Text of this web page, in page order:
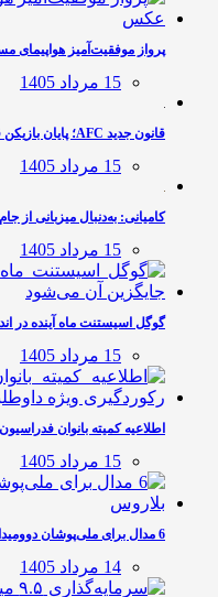
پرواز موفقیت‌آمیز هواپیمای
15 مرداد 1405
قانون جدید AFC؛ پایان بازیکن قرضی در…
15 مرداد 1405
کامیانی: به‌دنبال میزبانی از
15 مرداد 1405
گوگل اسیستنت ماه آینده در
15 مرداد 1405
اطلاعیه کمیته بانوان
15 مرداد 1405
6 مدال برای ملی‌پوشان دوومیدانی در مسابقات…
14 مرداد 1405